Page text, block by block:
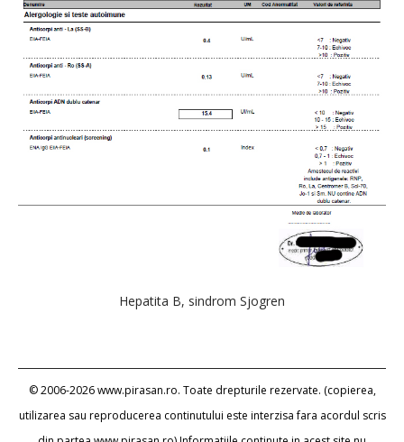
Hepatita B, sindrom Sjogren
© 2006-2026 www.pirasan.ro. Toate drepturile rezervate. (copierea,
utilizarea sau reproducerea continutului este interzisa fara acordul scris